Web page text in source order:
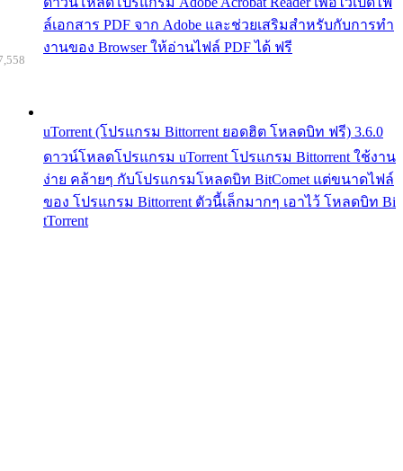
ล์เอกสาร PDF จาก Adobe และช่วยเสริมสำหรับกับการทำ
งานของ Browser ให้อ่านไฟล์ PDF ได้ ฟรี
uTorrent (โปรแกรม Bittorrent ยอดฮิต โหลดบิท ฟรี) 3.6.0
ดาวน์โหลดโปรแกรม uTorrent โปรแกรม Bittorrent ใช้งาน
ง่าย คล้ายๆ กับโปรแกรมโหลดบิท BitComet แต่ขนาดไฟล์
ของ โปรแกรม Bittorrent ตัวนี้เล็กมากๆ เอาไว้ โหลดบิท Bi
tTorrent